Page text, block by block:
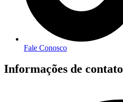
Fale Conosco
Informações de contato